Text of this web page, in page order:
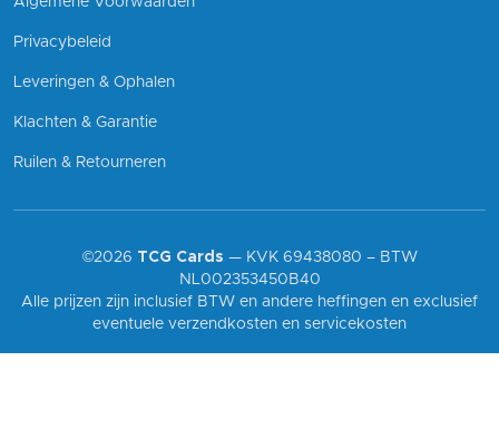
Privacybeleid
Leveringen & Ophalen
Klachten & Garantie
Ruilen & Retourneren
©2026 TCG Cards — KVK 69438080 – BTW
NL002353450B40
Alle prijzen zijn inclusief BTW en andere heffingen en exclusief
eventuele verzendkosten en servicekosten